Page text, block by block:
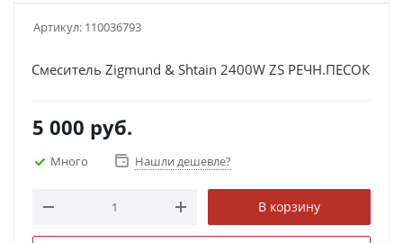
Артикул: 110036793
Смеситель Zigmund & Shtain 2400W ZS РЕЧН.ПЕСОК
5 000 руб.
Много Нашли дешевле?
В корзину